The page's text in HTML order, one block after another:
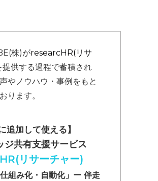
株)がresearcHR(リサ
提供する過程で蓄積され
やノウハウ・事例をもと
ります。
追加して使える】
ジ共有支援サービス
リサーチャー)
組み化・自動化」ー 伴走